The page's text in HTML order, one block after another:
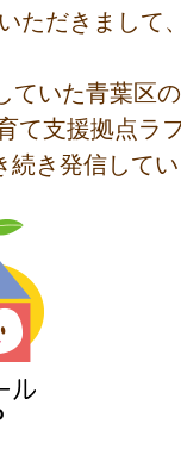
ただきまして
ていた青葉区
て支援拠点ラ
き発信して